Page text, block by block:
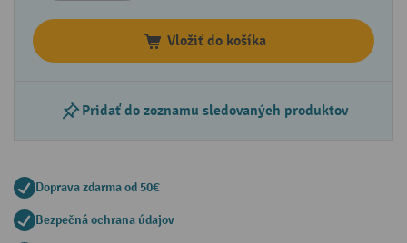
Vložiť do košíka
Pridať do zoznamu sledovaných produktov
Doprava zdarma od 50€
Bezpečná ochrana údajov